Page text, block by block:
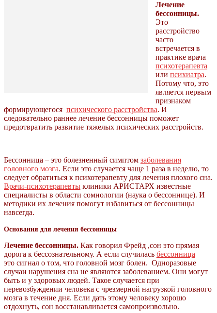
Лечение
бессонницы.
Это
расстройство
часто
встречается в
практике врача
психотерапевта
или психиатра.
Потому что, это
является первым
признаком
формирующегося психического расстройства. И
следовательно раннее лечение бессонницы поможет
предотвратить развитие тяжелых психических расстройств.
Бессонница – это болезненный симптом заболевания
головного мозга. Если это случается чаще 1 раза в неделю, то
следует обратиться к психотерапевту для лечения плохого сна.
Врачи-психотерапевты клиники АРИСТАРХ известные
специалисты в области сомнологии (наука о бессоннице). И
методики их лечения помогут избавиться от бессонницы
навсегда.
Основания для лечения бессонницы
Лечение бессонницы. Как говорил Фрейд ,сон это прямая
дорога к бессознательному. А если случилась бессонница –
это сигнал о том, что головной мозг болен. Одноразовые
случаи нарушения сна не являются заболеванием. Они могут
быть и у здоровых людей. Такое случается при
перевозбуждении человека с чрезмерной нагрузкой головного
мозга в течение дня. Если дать этому человеку хорошо
отдохнуть, сон восстанавливается самопроизвольно.